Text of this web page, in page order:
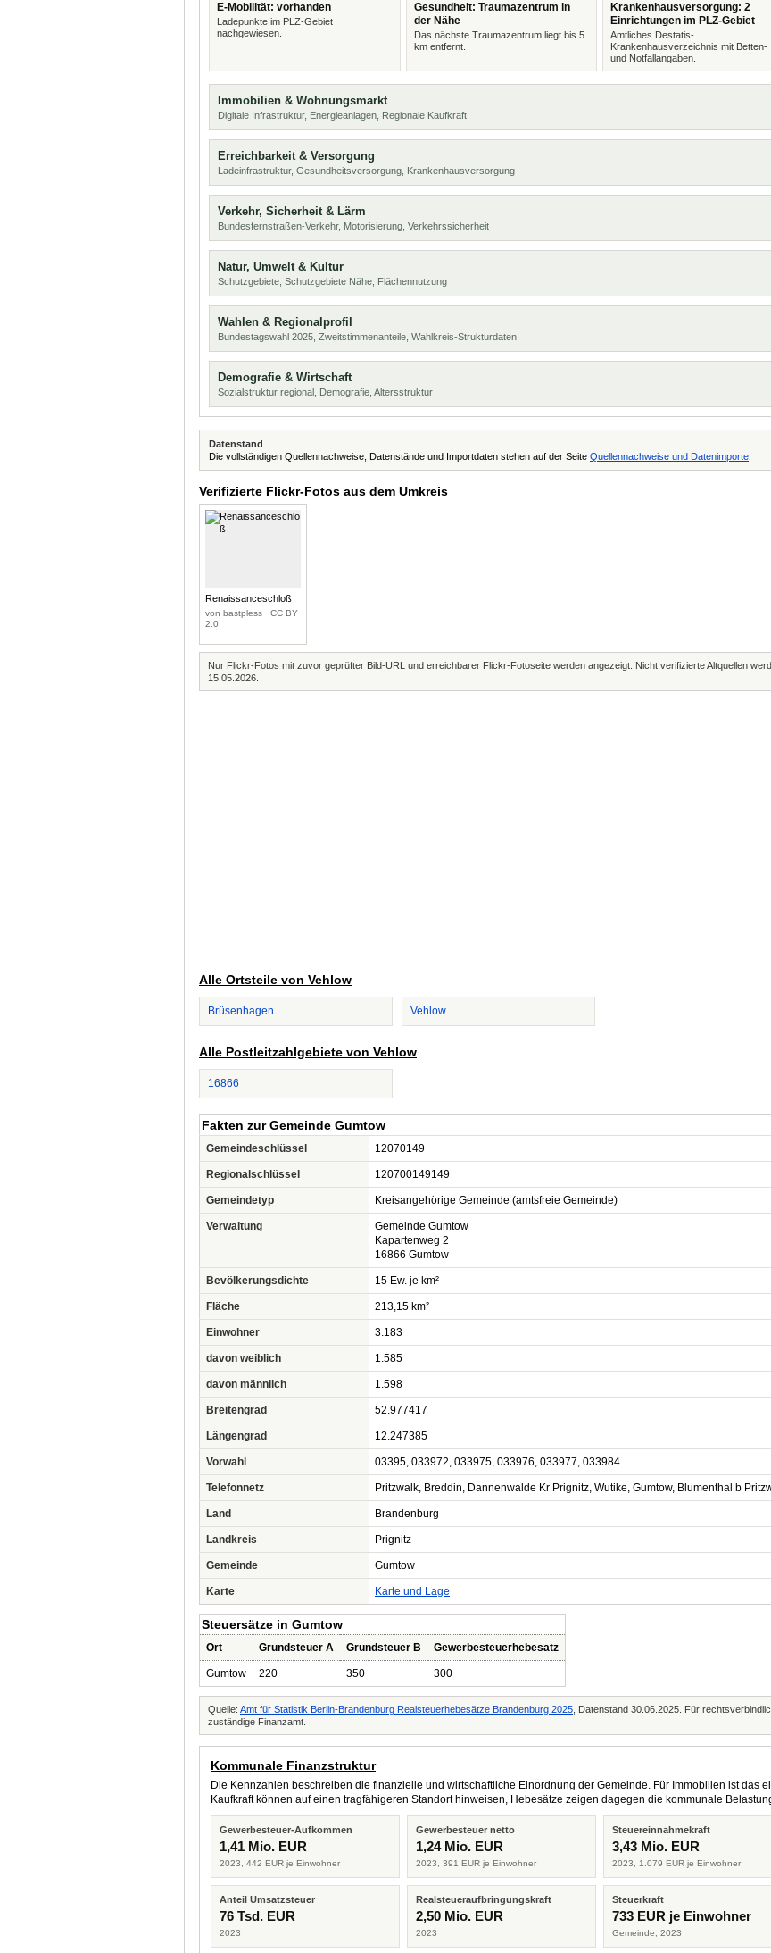
E-Mobilität: vorhanden
Ladepunkte im PLZ-Gebiet
nachgewiesen.
Gesundheit: Traumazentrum in
der Nähe
Das nächste Traumazentrum liegt bis 5
km entfernt.
Krankenhausversorgung: 2
Einrichtungen im PLZ-Gebiet
Amtliches Destatis-
Krankenhausverzeichnis mit Betten-
und Notfallangaben.
Immobilien & Wohnungsmarkt
Digitale Infrastruktur, Energieanlagen, Regionale Kaufkraft
Erreichbarkeit & Versorgung
Ladeinfrastruktur, Gesundheitsversorgung, Krankenhausversorgung
Verkehr, Sicherheit & Lärm
Bundesfernstraßen-Verkehr, Motorisierung, Verkehrssicherheit
Natur, Umwelt & Kultur
Schutzgebiete, Schutzgebiete Nähe, Flächennutzung
Wahlen & Regionalprofil
Bundestagswahl 2025, Zweitstimmenanteile, Wahlkreis-Strukturdaten
Demografie & Wirtschaft
Sozialstruktur regional, Demografie, Altersstruktur
Datenstand
Die vollständigen Quellennachweise, Datenstände und Importdaten stehen auf der Seite Quellennachweise und Datenimporte
Verifizierte Flickr-Fotos aus dem Umkreis
Renaissanceschloß
von bastpless · CC BY
2.0
Nur Flickr-Fotos mit zuvor geprüfter Bild-URL und erreichbarer Flickr-Fotoseite werden angezeigt. Nicht verifizierte Altquellen
15.05.2026.
Alle Ortsteile von Vehlow
Brüsenhagen Vehlow
Alle Postleitzahlgebiete von Vehlow
16866
Fakten zur Gemeinde Gumtow
Gemeindeschlüssel 12070149
Regionalschlüssel 120700149149
Gemeindetyp Kreisangehörige Gemeinde (amtsfreie Gemeinde)
Verwaltung
Gemeinde Gumtow
Kapartenweg 2
16866 Gumtow
Bevölkerungsdichte 15 Ew. je km²
Fläche 213,15 km²
Einwohner 3.183
davon weiblich 1.585
davon männlich 1.598
Breitengrad 52.977417
Längengrad 12.247385
Vorwahl 03395, 033972, 033975, 033976, 033977, 033984
Telefonnetz Pritzwalk, Breddin, Dannenwalde Kr Prignitz, Wutike, Gumtow, Blumenthal b
Land Brandenburg
Landkreis Prignitz
Gemeinde Gumtow
Karte Karte und Lage
Steuersätze in Gumtow
Ort Grundsteuer A Grundsteuer B Gewerbesteuerhebesatz
Gumtow 220 350 300
Quelle: Amt für Statistik Berlin-Brandenburg Realsteuerhebesätze Brandenburg 2025 , Datenstand 30.06.2025. Für
zuständige Finanzamt.
Kommunale Finanzstruktur
Die Kennzahlen beschreiben die finanzielle und wirtschaftliche Einordnung der Gemeinde. Für Immobilien ist das
Kaufkraft können auf einen tragfähigeren Standort hinweisen, Hebesätze zeigen dagegen die kommunale
Gewerbesteuer-Aufkommen
1,41 Mio. EUR
2023, 442 EUR je Einwohner
Gewerbesteuer netto
1,24 Mio. EUR
2023, 391 EUR je Einwohner
Steuereinnahmekraft
3,43 Mio. EUR
2023, 1.079 EUR je Einwohner
Anteil Umsatzsteuer
76 Tsd. EUR
2023
Realsteueraufbringungskraft
2,50 Mio. EUR
2023
Steuerkraft
733 EUR je Einwohner
Gemeinde, 2023